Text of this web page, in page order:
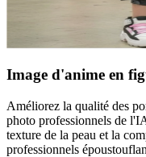
Image d'anime en
Améliorez la qualité des
photo professionnels de
texture de la peau et la
professionnels